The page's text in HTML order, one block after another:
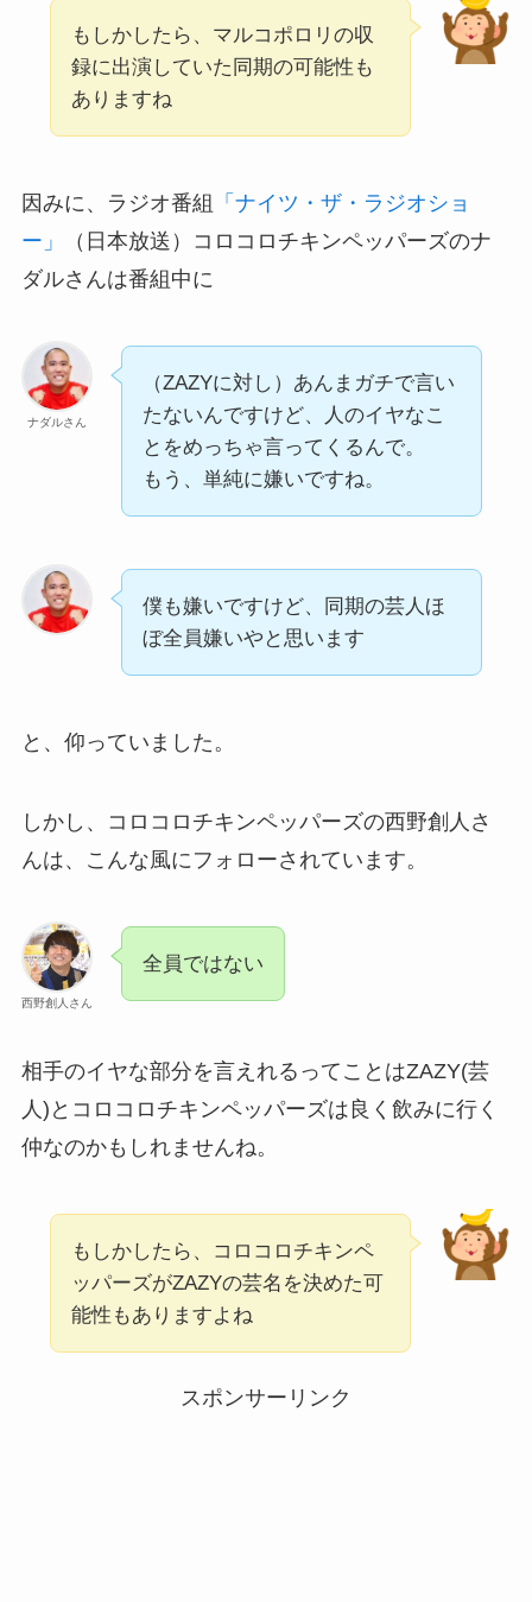
もしかしたら、マルコポロリの収
録に出演していた同期の可能性も
ありますね
因みに、ラジオ番組
「ナイツ・ザ・ラジオショ
ー」
（日本放送）コロコロチキンペッパーズのナ
ダルさんは番組中に
ナダルさん
（ZAZYに対し）あんまガチで言い
たないんですけど、人のイヤなこ
とをめっちゃ言ってくるんで。
もう、単純に嫌いですね。
僕も嫌いですけど、同期の芸人ほ
ぼ全員嫌いやと思います
と、仰っていました。
しかし、コロコロチキンペッパーズの西野創人さ
んは、こんな風にフォローされています。
西野創人さん
全員ではない
相手のイヤな部分を言えれるってことはZAZY(芸
人)とコロコロチキンペッパーズは良く飲みに行く
仲なのかもしれませんね。
もしかしたら、コロコロチキンペ
ッパーズがZAZYの芸名を決めた可
能性もありますよね
スポンサーリンク